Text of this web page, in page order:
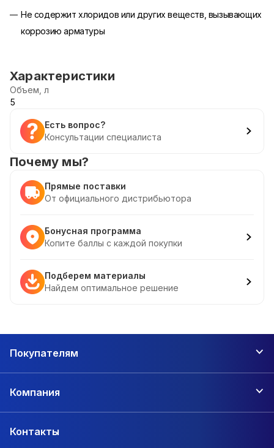
Не содержит хлоридов или других веществ, вызывающих
коррозию арматуры
Характеристики
Объем, л
5
Есть вопрос?
Консультации специалиста
Почему мы?
Прямые поставки
От официального дистрибьютора
Бонусная программа
Копите баллы с каждой покупки
Подберем материалы
Найдем оптимальное решение
Покупателям
Компания
Контакты